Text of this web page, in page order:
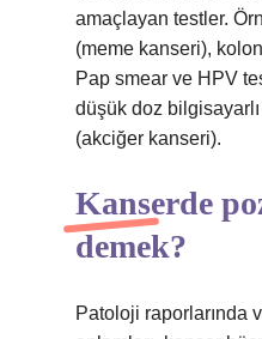
amaçlayan testler.
(meme kanseri),
Pap smear ve HPV
düşük doz
(akciğer kanseri).
Kanserde
demek?
Patoloji raporlarında